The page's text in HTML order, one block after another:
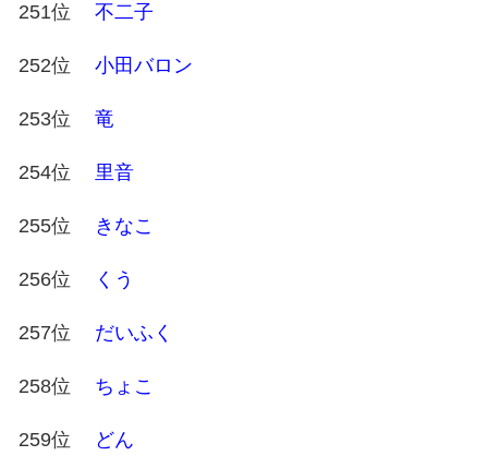
251位 不二子
252位 小田バロン
253位 竜
254位 里音
255位 きなこ
256位 くう
257位 だいふく
258位 ちょこ
259位 どん